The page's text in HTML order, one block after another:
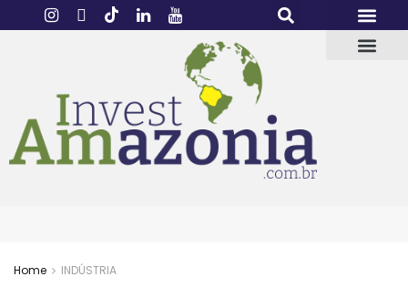
Home INDÚSTRIA